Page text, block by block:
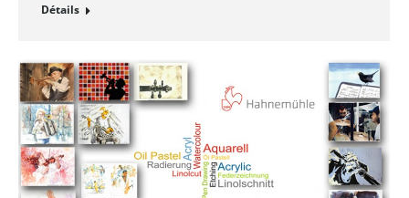
Détails